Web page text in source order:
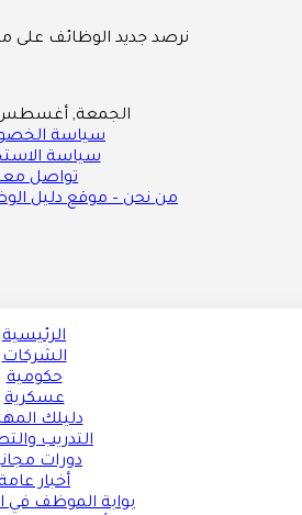
نرصد جديد الوظائف على
الجمعة, أغسطس 7,
سياسة
سياسة
تواصل
من نحن – موقع دليل
الرئيسية
الشركات
حكومية
عسكرية
دليلك
التدريب
دورات
أخبار
بوابة الموظف في